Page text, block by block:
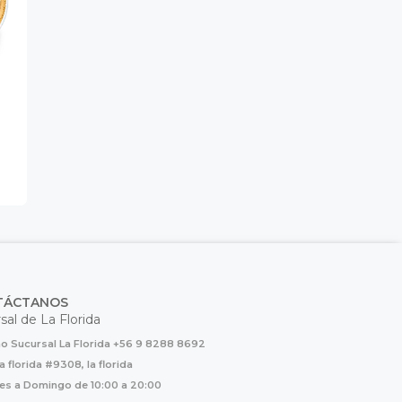
de La Florida
Sucursal La Florida +56 9 8288 8692
florida #9308, la florida
a Domingo de 10:00 a 20:00